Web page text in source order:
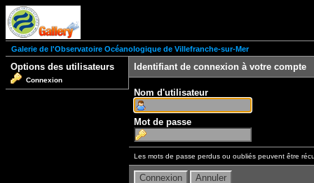
Galerie de l'Observatoire Océanologique de Villefranche-sur-Mer
Options des utilisateurs
Connexion
Identifiant de connexion à votre compte
Nom d'utilisateur
Mot de passe
Les mots de passe perdus ou oubliés peuvent être